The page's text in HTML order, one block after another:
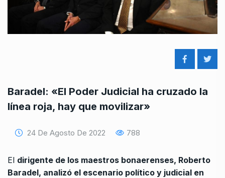
Baradel: «El Poder Judicial ha cruzado la
línea roja, hay que movilizar»
24 De Agosto De 2022 788
El dirigente de los maestros bonaerenses, Roberto
Baradel, analizó el escenario político y judicial en